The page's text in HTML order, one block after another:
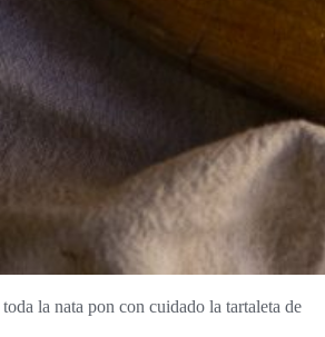
la nata pon con cuidado la tartaleta de